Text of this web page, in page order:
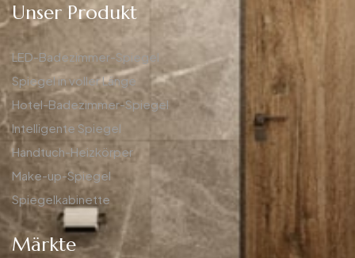
Unser Produkt
LED-Badezimmer-Spiegel
Spiegel in voller Länge
Hotel-Badezimmer-Spiegel
Intelligente Spiegel
Handtuch-Heizkörper
Make-up-Spiegel
Spiegelkabinette
Märkte